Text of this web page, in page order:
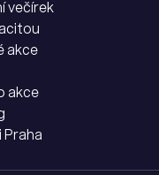
večírek
akce
akce